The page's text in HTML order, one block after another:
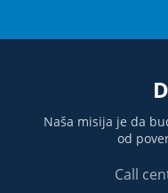
Naša misija je da
od
Call